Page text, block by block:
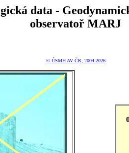
data -
observatoř MARJ
© ÚSMH AV ČR, 2004-2026